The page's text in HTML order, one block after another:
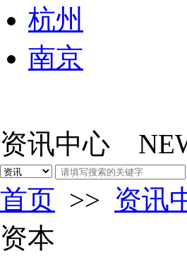
杭州
南京
资讯中心
首页 >> 资讯
资本